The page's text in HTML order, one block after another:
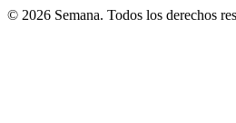
© 2026 Semana. Todos los derechos